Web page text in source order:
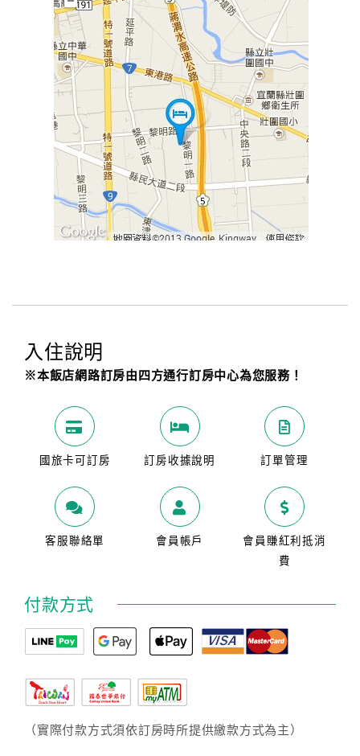
入住說明
※本飯店網路訂房由四方通行訂房中心為您服務！
國旅卡可訂房 訂房收據說明 訂單管理
客服聯絡單 會員帳戶
會員賺紅利抵消
費
付款方式
（實際付款方式須依訂房時所提供繳款方式為主）